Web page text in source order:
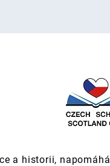
a historii, napomáhá